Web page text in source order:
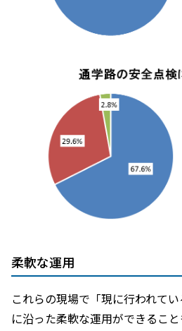
柔軟な運用
これらの現場で「現に行われて
に沿った柔軟な運用ができるこ